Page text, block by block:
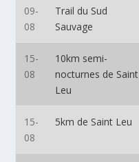
09-
08
Trail du Sud
Sauvage
15-
08
10km semi-
nocturnes de Saint
Leu
15-
08
5km de Saint Leu